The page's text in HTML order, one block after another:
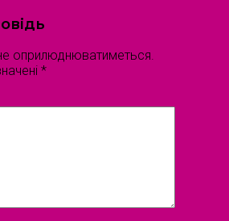
оприлюднюватиметься.
*